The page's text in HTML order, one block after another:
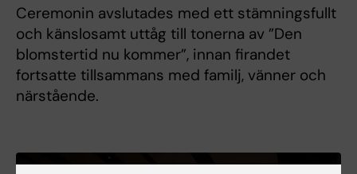
Ceremonin avslutades med ett stämningsfullt
och känslosamt uttåg till tonerna av ”Den
blomstertid nu kommer”, innan firandet
fortsatte tillsammans med familj, vänner och
närstående.